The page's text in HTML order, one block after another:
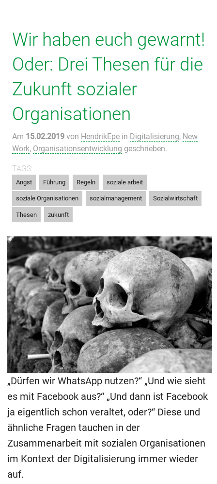
Wir haben euch gewarnt!
Oder: Drei Thesen für die
Zukunft sozialer
Organisationen
Am 15.02.2019 von HendrikEpe in Digitalisierung, New
Work, Organisationsentwicklung geschrieben.
TAGS:
Angst Führung Regeln soziale arbeit
soziale Organisationen sozialmanagement Sozialwirtschaft
Thesen zukunft
„Dürfen wir WhatsApp nutzen?“ „Und wie sieht
es mit Facebook aus?“ „Und dann ist Facebook
ja eigentlich schon veraltet, oder?“ Diese und
ähnliche Fragen tauchen in der
Zusammenarbeit mit sozialen Organisationen
im Kontext der Digitalisierung immer wieder
auf.